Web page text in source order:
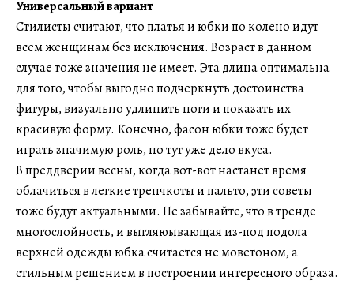
Универсальный вариант
Стилисты считают, что платья и юбки по колено идут
всем женщинам без исключения. Возраст в данном
случае тоже значения не имеет. Эта длина оптимальна
для того, чтобы выгодно подчеркнуть достоинства
фигуры, визуально удлинить ноги и показать их
красивую форму. Конечно, фасон юбки тоже будет
играть значимую роль, но тут уже дело вкуса.
В преддверии весны, когда вот-вот настанет время
облачиться в легкие тренчкоты и пальто, эти советы
тоже будут актуальными. Не забывайте, что в тренде
многослойность, и выгляюывающая из-под подола
верхней одежды юбка считается не моветоном, а
стильным решением в построении интересного образа.